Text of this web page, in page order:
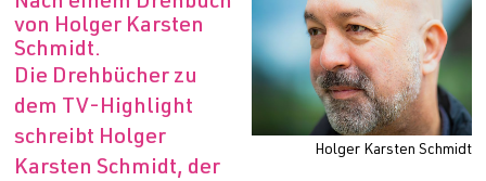
von Holger Karsten
Schmidt.
Die Drehbücher zu
dem TV-Highlight
schreibt Holger
Karsten Schmidt, der
Holger Karsten Schmidt